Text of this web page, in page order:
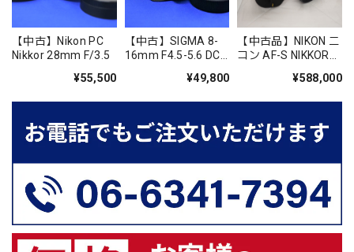
【中古】Nikon PC
Nikkor 28mm F/3.5
¥55,500
【中古】SIGMA 8-
16mm F4.5-5.6 DC
¥49,800
【中古品】NIKON ニ
コン AF-S NIKKOR
VR [単焦点超望遠レ
¥588,000